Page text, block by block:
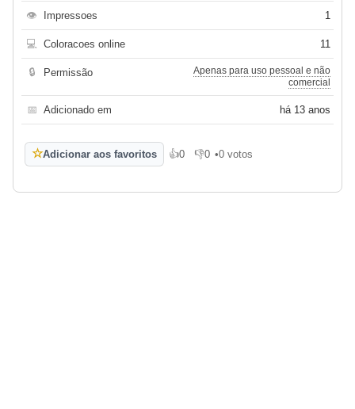
👁 Impressoes 1
💻 Coloracoes online 11
🔒 Permissão
Apenas para uso pessoal e não
comercial
📅 Adicionado em há 13 anos
☆Adicionar aos favoritos 👍0
Gosto👎0
Não gosto
•0 votos